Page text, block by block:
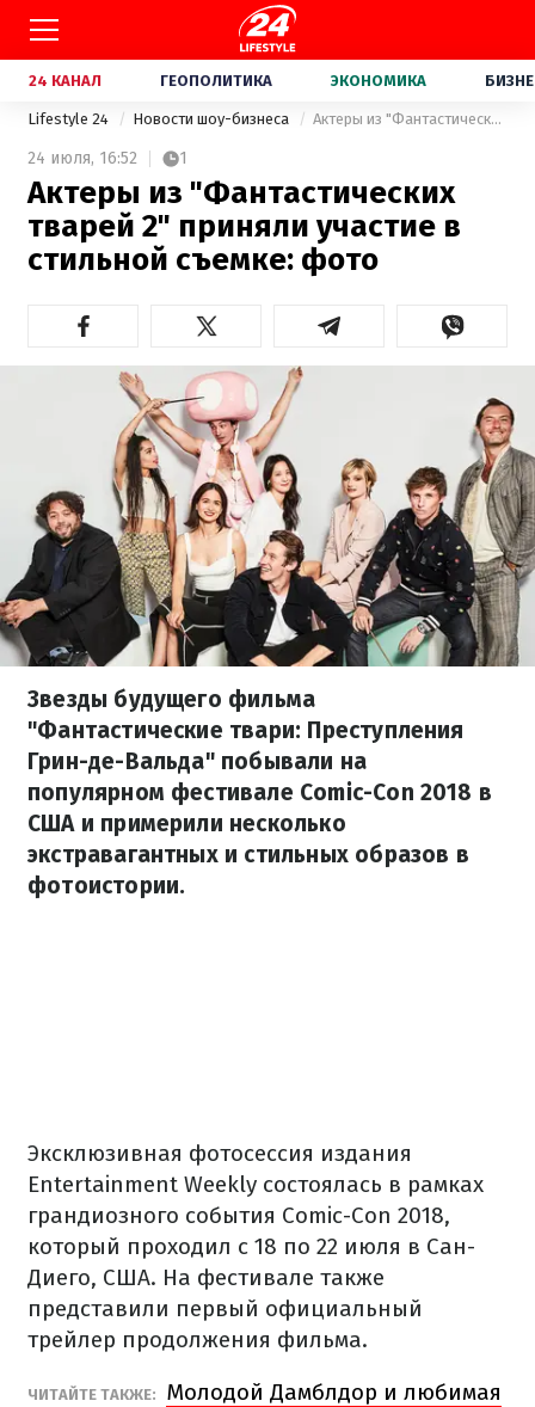
24 КАНАЛ ГЕОПОЛИТИКА ЭКОНОМИКА
Lifestyle 24 Новости шоу-бизнеса Актеры из "Фантастических тварей 2" приняли участие в стильной съемке: фото
24 июля, 16:52 1
Актеры из "Фантастических
тварей 2" приняли участие в
стильной съемке: фото
Звезды будущего фильма
"Фантастические твари: Преступления
Грин-де-Вальда" побывали на
популярном фестивале Comic-Con 2018 в
США и примерили несколько
экстравагантных и стильных образов в
фотоистории.
Эксклюзивная фотосессия издания
Entertainment Weekly состоялась в рамках
грандиозного события Comic-Con 2018,
который проходил с 18 по 22 июля в Сан-
Диего, США. На фестивале также
представили первый официальный
трейлер продолжения фильма.
ЧИТАЙТЕ ТАКЖЕ:
Молодой Дамблдор и любимая